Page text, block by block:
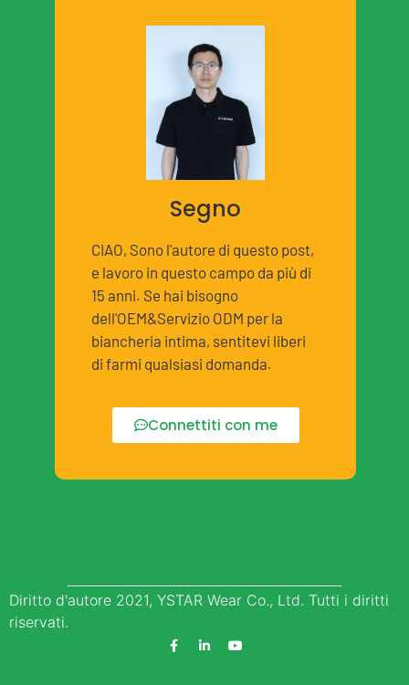
Segno
CIAO, Sono l'autore di questo post,
e lavoro in questo campo da più di
15 anni. Se hai bisogno
dell'OEM&Servizio ODM per la
biancheria intima, sentitevi liberi
di farmi qualsiasi domanda.
Connettiti con me
Diritto d'autore 2021, YSTAR Wear Co., Ltd. Tutti i diritti
riservati.